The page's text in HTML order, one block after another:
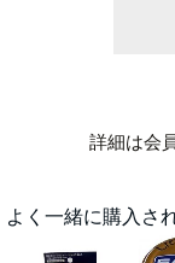
詳細は会
よく一緒に購入さ